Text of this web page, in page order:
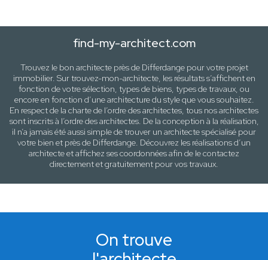
find-my-architect.com
Trouvez le bon architecte près de Differdangepour votre projet
immobilier. Sur trouvez-mon-architecte, les résultats s’affichent en
fonction de votre sélection, types de biens, types de travaux, ou
encore en fonction d’une architecturedu style que vous souhaitez.
En respect de la charte de l’ordre des architectes, tous nos architectes
sont inscrits à l’ordre des architectes. De la conception à la réalisation,
il n’a jamais été aussi simple de trouver un architecte spécialisé pour
votre bien et près de Differdange. Découvrez les réalisations d’un
architecte et affichez ses coordonnées afin de le contactez
directement et gratuitement pourvos travaux.
On trouve